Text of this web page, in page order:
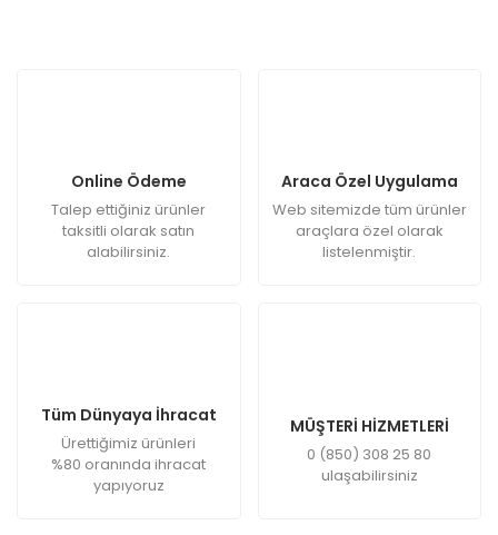
Online Ödeme
Talep ettiğiniz ürünler
taksitli olarak satın
alabilirsiniz.
Araca Özel Uygulama
Web sitemizde tüm ürünler
araçlara özel olarak
listelenmiştir.
Tüm Dünyaya İhracat
Ürettiğimiz ürünleri
%80 oranında ihracat
yapıyoruz
MÜŞTERİ HİZMETLERİ
0 (850) 308 25 80
ulaşabilirsiniz